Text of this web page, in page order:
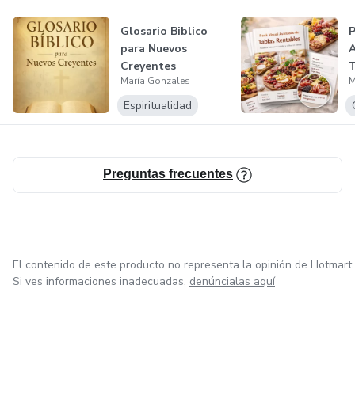
Glosario Biblico
para Nuevos
Creyentes
María Gonzales
Espiritualidad
Preguntas frecuentes
El contenido de este producto no representa la opinión de Hotmart.
Si ves informaciones inadecuadas, denúncialas aquí